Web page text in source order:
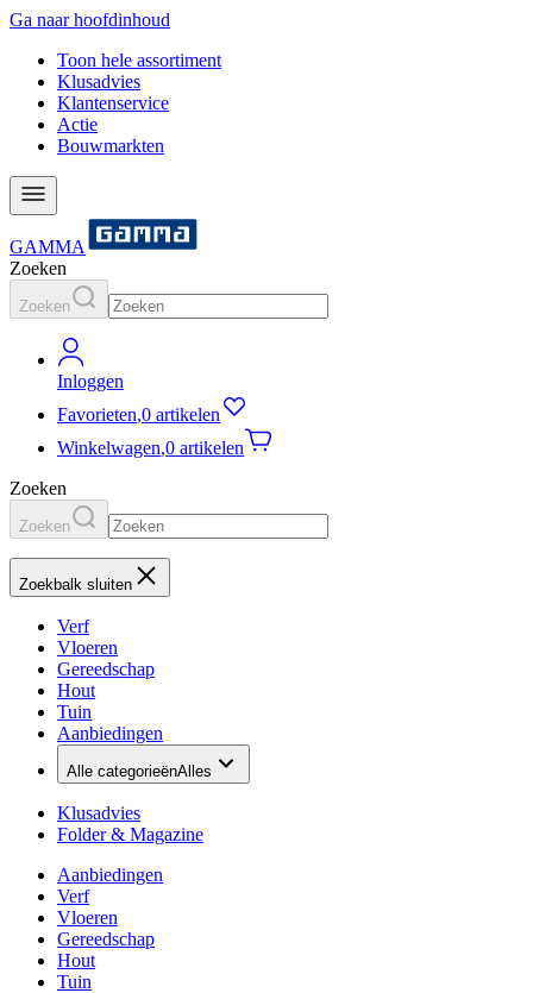
Ga naar hoofdinhoud
Toon hele assortiment
Klusadvies
Klantenservice
Actie
Bouwmarkten
GAMMA
Zoeken
Zoeken
Inloggen
Favorieten,0 artikelen
Winkelwagen,0 artikelen
Zoeken
Zoeken
Zoekbalk sluiten
Verf
Vloeren
Gereedschap
Hout
Tuin
Aanbiedingen
Alle categorieënAlles
Klusadvies
Folder & Magazine
Aanbiedingen
Verf
Vloeren
Gereedschap
Hout
Tuin